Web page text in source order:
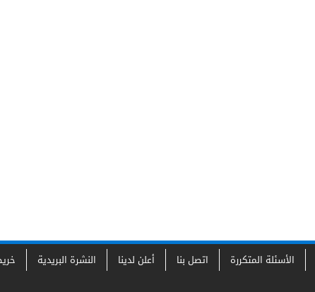
الأسئلة المتكررة اتصل بنا أعلن لدينا النشرة البريدية